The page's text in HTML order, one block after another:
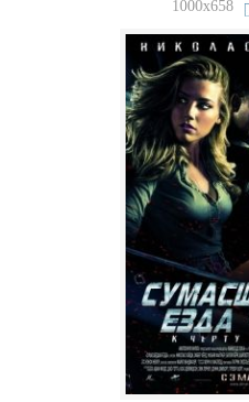
1000x658